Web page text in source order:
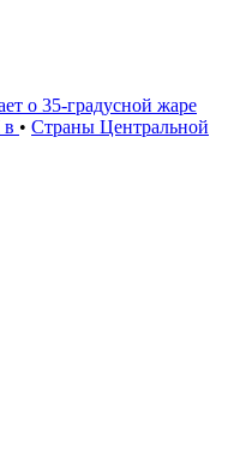
о 35-градусной жаре
в • Страны Центральной